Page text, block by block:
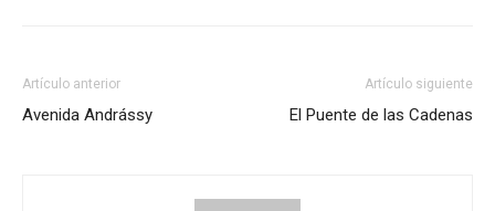
Artículo anterior
Avenida Andrássy
Artículo siguiente
El Puente de las Cadenas